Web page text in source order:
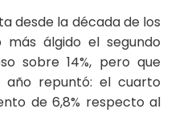
desde la década de los
álgido el segundo
sobre 14%, pero que
repuntó: el cuarto
de 6,8% respecto al